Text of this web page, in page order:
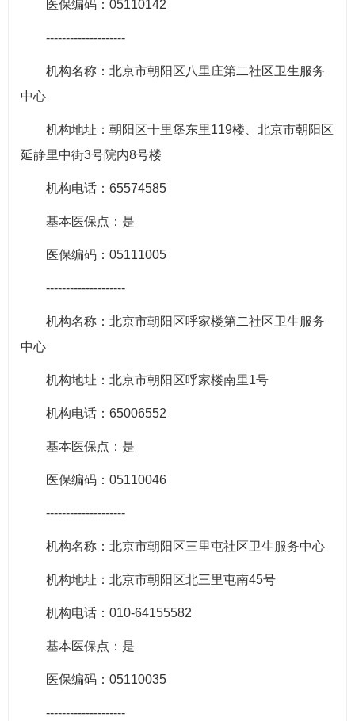
医保编码：05110142
--------------------
机构名称：北京市朝阳区八里庄第二社区卫生服务
中心
机构地址：朝阳区十里堡东里119楼、北京市朝阳区
延静里中街3号院内8号楼
机构电话：65574585
基本医保点：是
医保编码：05111005
--------------------
机构名称：北京市朝阳区呼家楼第二社区卫生服务
中心
机构地址：北京市朝阳区呼家楼南里1号
机构电话：65006552
基本医保点：是
医保编码：05110046
--------------------
机构名称：北京市朝阳区三里屯社区卫生服务中心
机构地址：北京市朝阳区北三里屯南45号
机构电话：010-64155582
基本医保点：是
医保编码：05110035
--------------------